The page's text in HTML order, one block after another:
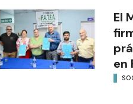
El
en